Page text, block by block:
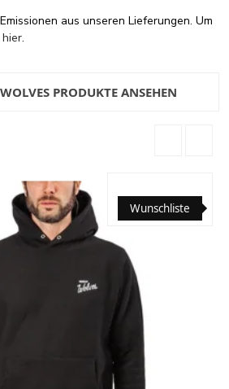
aus unseren Lieferungen. Um
.
PRODUKTE ANSEHEN
Wunschliste